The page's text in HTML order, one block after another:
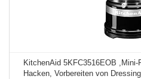
KitchenAid 5KFC3516EOB
Hacken, Vorbereiten von